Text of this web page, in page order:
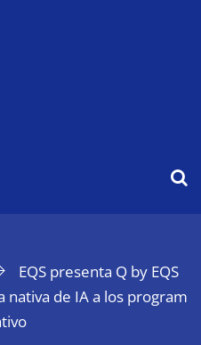
EQS presenta Q by EQS
de IA a los program